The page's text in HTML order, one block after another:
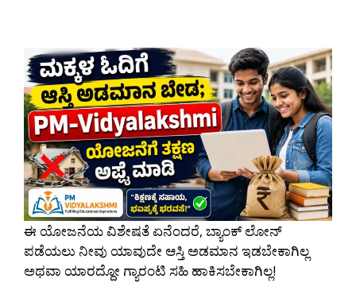
ಈ ಯೋಜನೆಯ ವಿಶೇಷತೆ ಏನೆಂದರೆ, ಬ್ಯಾಂಕ್‌ ಲೋನ್
ಪಡೆಯಲು ನೀವು ಯಾವುದೇ ಆಸ್ತಿ ಅಡಮಾನ ಇಡಬೇಕಾಗಿಲ್ಲ
ಅಥವಾ ಯಾರದ್ದೋ ಗ್ಯಾರಂಟಿ ಸಹಿ ಹಾಕಿಸಬೇಕಾಗಿಲ್ಲ!